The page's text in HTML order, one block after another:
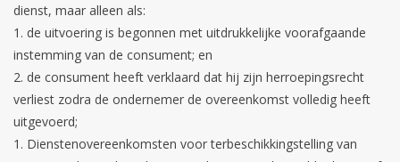
dienst, maar alleen als:
de uitvoering is begonnen met uitdrukkelijke voorafgaande
instemming van de consument; en
de consument heeft verklaard dat hij zijn herroepingsrecht
verliest zodra de ondernemer de overeenkomst volledig heeft
uitgevoerd;
Dienstenovereenkomsten voor terbeschikkingstelling van